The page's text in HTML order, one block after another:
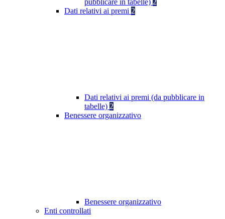
pubblicare in tabelle) 2
Dati relativi ai premi 2
Dati relativi ai premi (da pubblicare in
tabelle) 2
Benessere organizzativo
Benessere organizzativo
Enti controllati